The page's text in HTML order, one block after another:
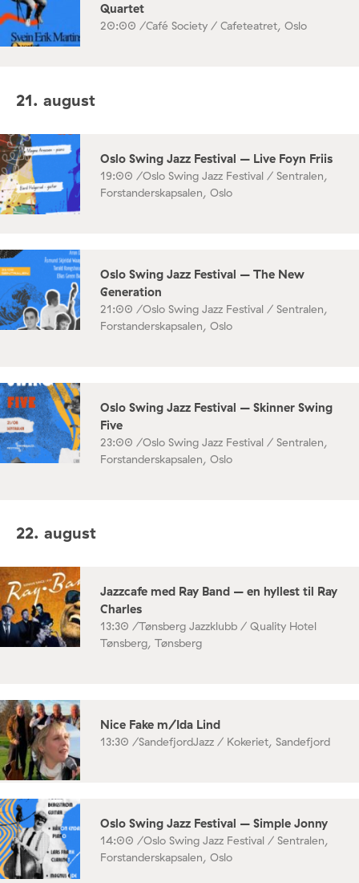
Quartet
20:00 /Café Society / Cafeteatret, Oslo
21. august
Oslo Swing Jazz Festival – Live Foyn Friis
19:00 /Oslo Swing Jazz Festival / Sentralen,
Forstanderskapsalen, Oslo
Oslo Swing Jazz Festival – The New
Generation
21:00 /Oslo Swing Jazz Festival / Sentralen,
Forstanderskapsalen, Oslo
Oslo Swing Jazz Festival – Skinner Swing
Five
23:00 /Oslo Swing Jazz Festival / Sentralen,
Forstanderskapsalen, Oslo
22. august
Jazzcafe med Ray Band – en hyllest til Ray
Charles
13:30 /Tønsberg Jazzklubb / Quality Hotel
Tønsberg, Tønsberg
Nice Fake m/Ida Lind
13:30 /SandefjordJazz / Kokeriet, Sandefjord
Oslo Swing Jazz Festival – Simple Jonny
14:00 /Oslo Swing Jazz Festival / Sentralen,
Forstanderskapsalen, Oslo